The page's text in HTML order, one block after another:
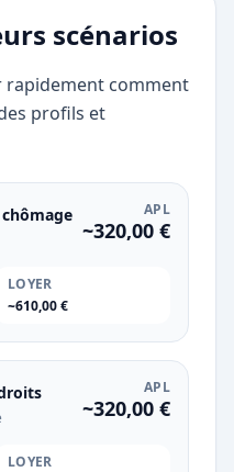
scénarios
rapidement comment
profils et
APL
~320,00 €
LOYER
~610,00 €
APL
~320,00 €
LOYER